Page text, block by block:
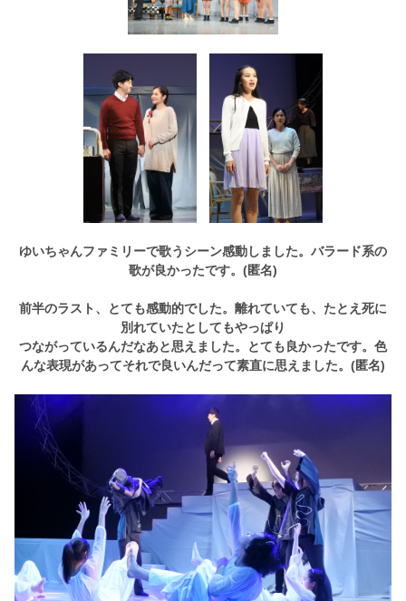
ゆいちゃんファミリーで歌うシーン感動しました。バラード系の
歌が良かったです。(匿名)
前半のラスト、とても感動的でした。離れていても、たとえ死に
別れていたとしてもやっぱり
つながっているんだなあと思えました。とても良かったです。色
んな表現があってそれで良いんだって素直に思えました。(匿名)